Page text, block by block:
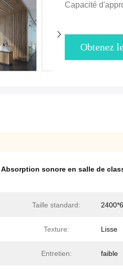
Capacité
Obtenez
Absorption sonore en salle de
Taille standard:
Texture: Lisse
Entretien: faible